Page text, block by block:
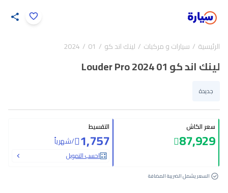
الرئيسية سيارات و مركبات لينك اند كو 01
2024
لينك اند كو 01 Louder Pro 2024
جديدة
سعر الكاش
87,929
التقسيط
1,757
/شهرياً
احسب التمويل
السعر يشمل الضريبة المضافة